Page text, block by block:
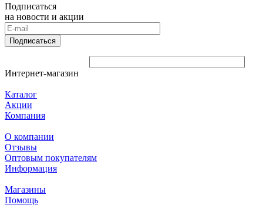
Подписаться
на новости и акции
Подписаться
Интернет-магазин
Каталог
Акции
Компания
О компании
Отзывы
Оптовым покупателям
Информация
Магазины
Помощь